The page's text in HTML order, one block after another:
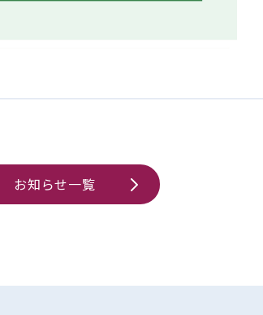
お知らせ一覧